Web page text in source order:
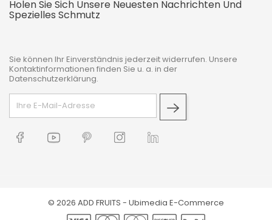
Holen Sie Sich Unsere Neuesten Nachrichten Und
Spezielles Schmutz
Sie können Ihr Einverständnis jederzeit widerrufen. Unsere
Kontaktinformationen finden Sie u. a. in der
Datenschutzerklärung.
© 2026 ADD FRUITS - Ubimedia E-Commerce